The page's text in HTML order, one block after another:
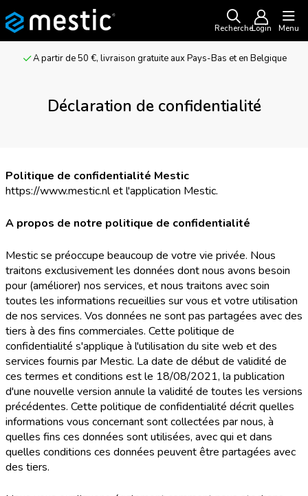
RechercheLogin Menu
A partir de 50 €, livraison gratuite aux Pays-Bas et en Belgique
Déclaration de confidentialité
Politique de confidentialité Mestic
https://www.mestic.nl et l'application Mestic.
A propos de notre politique de confidentialité
Mestic se préoccupe beaucoup de votre vie privée. Nous
traitons exclusivement les données dont nous avons besoin
pour (améliorer) nos services, et nous traitons avec soin
toutes les informations recueillies sur vous et votre utilisation
de nos services. Vos données ne sont pas partagées avec des
tiers à des fins commerciales. Cette politique de
confidentialité s'applique à l'utilisation du site web et des
services fournis par Mestic. La date de début de validité de
ces termes et conditions est le 18/08/2021, la publication
d'une nouvelle version annule la validité de toutes les versions
précédentes. Cette politique de confidentialité décrit quelles
informations vous concernant sont collectées par nous, à
quelles fins ces données sont utilisées, avec qui et dans
quelles conditions ces données peuvent être partagées avec
des tiers.